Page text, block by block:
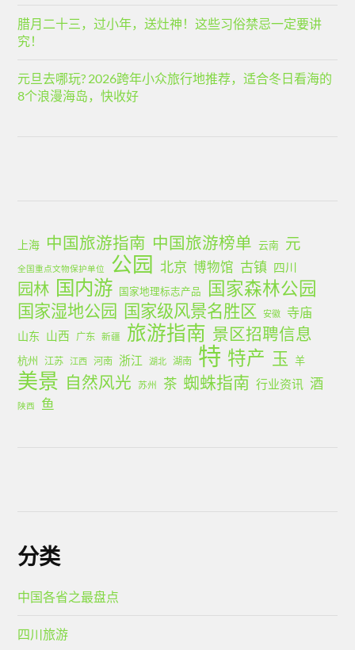
腊月二十三，过小年，送灶神！这些习俗禁忌一定要讲
究！
元旦去哪玩? 2026跨年小众旅行地推荐，适合冬日看海的
8个浪漫海岛，快收好
上海 中国旅游指南 中国旅游榜单 云南 元
全国重点文物保护单位 公园 北京 博物馆 古镇 四川
园林 国内游 国家地理标志产品 国家森林公园
国家湿地公园 国家级风景名胜区 安徽 寺庙
山东 山西 广东 新疆 旅游指南 景区招聘信息
杭州 江苏 江西 河南 浙江 湖北 湖南 特 特产 玉 羊
美景 自然风光 苏州 茶 蜘蛛指南 行业资讯 酒
陕西 鱼
分类
中国各省之最盘点
四川旅游